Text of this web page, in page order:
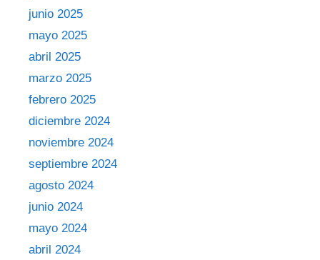
junio 2025
mayo 2025
abril 2025
marzo 2025
febrero 2025
diciembre 2024
noviembre 2024
septiembre 2024
agosto 2024
junio 2024
mayo 2024
abril 2024